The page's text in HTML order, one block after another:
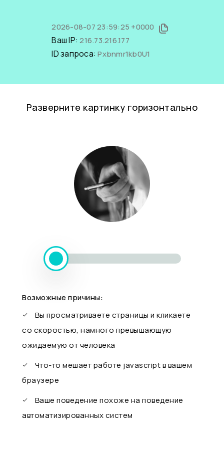
2026-08-07 23:59:25 +0000
Ваш IP:216.73.216.177
ID запроса:Pxbnmr1kb0U1
Разверните картинку горизонтально
Возможные причины:
Вы просматриваете страницы и кликаете
со скоростью, намного превышающую
ожидаемую от человека
Что-то мешает работе javascript в вашем
браузере
Ваше поведение похоже на поведение
автоматизированных систем